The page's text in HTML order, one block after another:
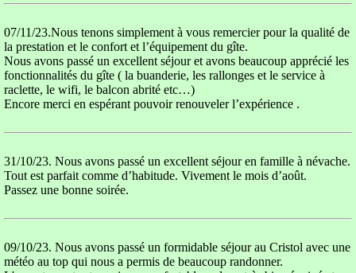
07/11/23.Nous tenons simplement à vous remercier pour la qualité de
la prestation et le confort et l’équipement du gîte.
Nous avons passé un excellent séjour et avons beaucoup apprécié les
fonctionnalités du gîte ( la buanderie, les rallonges et le service à
raclette, le wifi, le balcon abrité etc…)
Encore merci en espérant pouvoir renouveler l’expérience .
31/10/23. Nous avons passé un excellent séjour en famille à névache.
Tout est parfait comme d’habitude. Vivement le mois d’août.
Passez une bonne soirée.
09/10/23. Nous avons passé un formidable séjour au Cristol avec une
météo au top qui nous a permis de beaucoup randonner.